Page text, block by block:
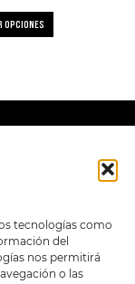
tecnologías como
del
nos permitirá
o las
OPCIONES
ENLACES
ESTILOS
PREVENTAS